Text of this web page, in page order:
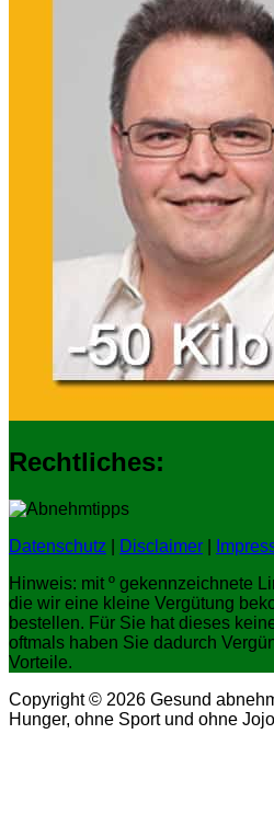
Rechtliches:
Datenschutz Disclaimer
Hinweis: mit º gekennzeichnete
die wir eine kleine Vergütung
bestellen. Für Sie hat dieses
oftmals haben Sie dadurch
Vorteile.
Copyright © 2026 Gesund
Hunger, ohne Sport und ohne